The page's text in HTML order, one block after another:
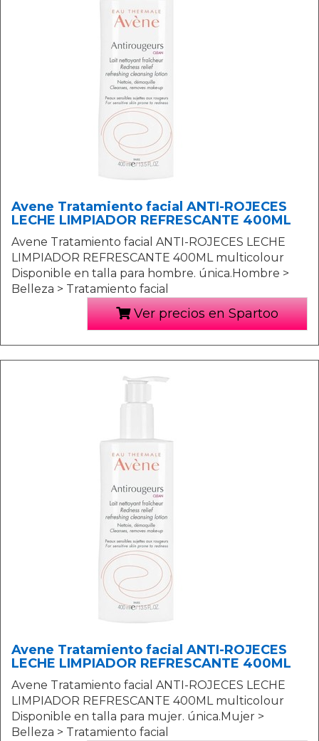
Avene Tratamiento facial ANTI-ROJECES
LECHE LIMPIADOR REFRESCANTE 400ML
Avene Tratamiento facial ANTI-ROJECES LECHE
LIMPIADOR REFRESCANTE 400ML multicolour
Disponible en talla para hombre. única.Hombre >
Belleza > Tratamiento facial
Ver precios en Spartoo
Avene Tratamiento facial ANTI-ROJECES
LECHE LIMPIADOR REFRESCANTE 400ML
Avene Tratamiento facial ANTI-ROJECES LECHE
LIMPIADOR REFRESCANTE 400ML multicolour
Disponible en talla para mujer. única.Mujer >
Belleza > Tratamiento facial